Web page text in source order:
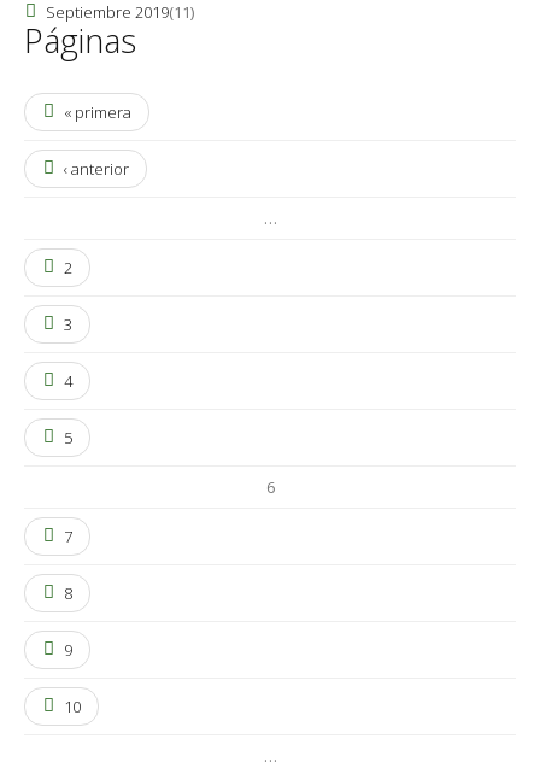
Septiembre 2019(11)
Páginas
« primera
‹ anterior
…
2
3
4
5
6
7
8
9
10
…